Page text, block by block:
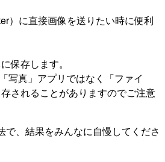
）に直接画像を送りたい時に便利
保存します。
写真」アプリではなく「ファイ
されることがありますのでご注意
で、結果をみんなに自慢してくださ